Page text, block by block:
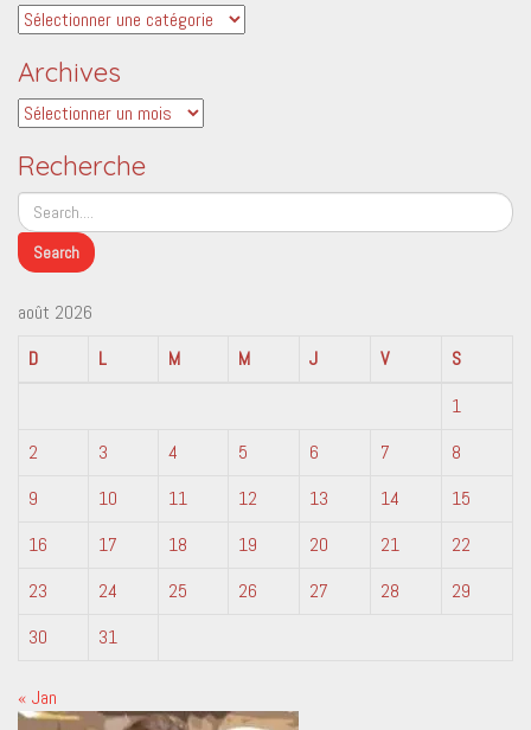
Catégories
Archives
Archives
Recherche
août 2026
D
L M M J V
S
1
2
3 4 5 6 7
8
9
10 11 12 13 14
15
16
17 18 19 20 21
22
23
24 25 26 27 28
29
30
31
« Jan